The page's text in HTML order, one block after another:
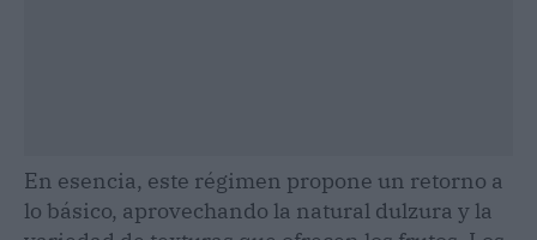
En esencia, este régimen propone un retorno a
lo básico, aprovechando la natural dulzura y la